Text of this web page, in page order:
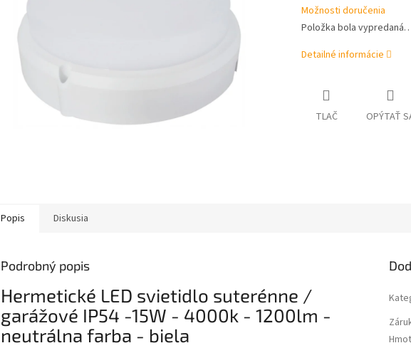
Možnosti doručenia
Položka bola
Detailné informácie
TLAČ OPÝTAŤ
Popis Diskusia
Podrobný popis
Hermetické LED svietidlo suterénne /
garážové IP54 -15W - 4000k - 1200lm -
neutrálna farba - biela